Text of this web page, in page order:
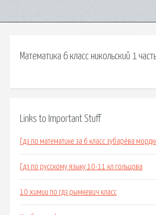
Математика 6 класс никольский 1
Links to Important Stuff
Гдз по математике за 6 класс зубарёва
Гдз по русскому языку 10-11 кл гольцова
10 химии по гдз рымкевич класс